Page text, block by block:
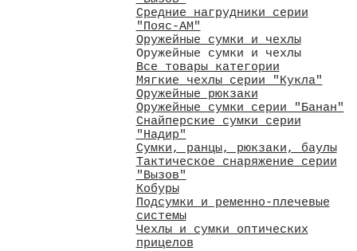
Средние нагрудники серии
"Пояс-АМ"
Оружейные сумки и чехлы
Оружейные сумки и чехлы
Все товары категории
Мягкие чехлы серии "Кукла"
Оружейные рюкзаки
Оружейные сумки серии "Банан"
Снайперские сумки серии
"Надир"
Сумки, ранцы, рюкзаки, баулы
Тактическое снаряжение серии
"Вызов"
Кобуры
Подсумки и ременно-плечевые
системы
Чехлы и сумки оптических
прицелов